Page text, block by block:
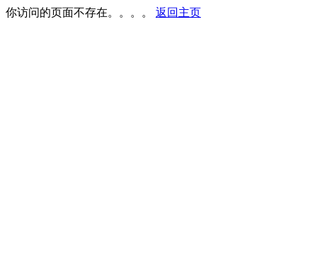
你访问的页面不存在。。。。 返回主页